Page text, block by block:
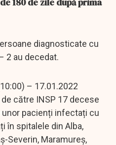
diagnosticate cu
2 au decedat.
– 17.01.2022
către INSP 17 decese
unor pacienți infectați cu
în spitalele din Alba,
Severin, Maramureș,